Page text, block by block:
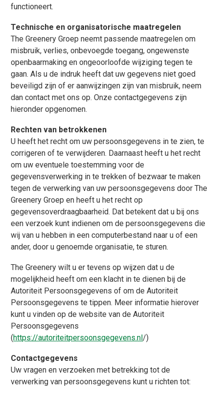
functioneert.
Technische en organisatorische maatregelen
The Greenery Groep neemt passende maatregelen om
misbruik, verlies, onbevoegde toegang, ongewenste
openbaarmaking en ongeoorloofde wijziging tegen te
gaan. Als u de indruk heeft dat uw gegevens niet goed
beveiligd zijn of er aanwijzingen zijn van misbruik, neem
dan contact met ons op. Onze contactgegevens zijn
hieronder opgenomen.
Rechten van betrokkenen
U heeft het recht om uw persoonsgegevens in te zien, te
corrigeren of te verwijderen. Daarnaast heeft u het recht
om uw eventuele toestemming voor de
gegevensverwerking in te trekken of bezwaar te maken
tegen de verwerking van uw persoonsgegevens door The
Greenery Groep en heeft u het recht op
gegevensoverdraagbaarheid. Dat betekent dat u bij ons
een verzoek kunt indienen om de persoonsgegevens die
wij van u hebben in een computerbestand naar u of een
ander, door u genoemde organisatie, te sturen.
The Greenery wilt u er tevens op wijzen dat u de
mogelijkheid heeft om een klacht in te dienen bij de
Autoriteit Persoonsgegevens of om de Autoriteit
Persoonsgegevens te tippen. Meer informatie hierover
kunt u vinden op de website van de Autoriteit
Persoonsgegevens
(https://autoriteitpersoonsgegevens.nl/)
Contactgegevens
Uw vragen en verzoeken met betrekking tot de
verwerking van persoonsgegevens kunt u richten tot: